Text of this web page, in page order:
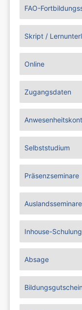
FAO-
Skript /
Online
Zugangsdaten
Selbststudium
Präsenzseminare
Auslandsseminare
Inhouse-Schulung
Absage